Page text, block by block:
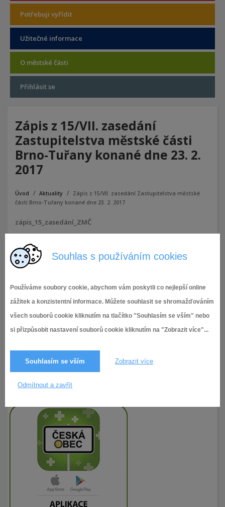
Souhlas s používáním cookies
Používáme soubory cookie, abychom vám poskytli co nejlepší online
zážitek a konzistentní informace. Můžete souhlasit se shromažďováním
všech souborů cookie kliknutím na tlačítko "Souhlasím se vším" nebo
si přizpůsobit nastavení souborů cookie kliknutím na "Zobrazit více"...
Souhlasím se vším Zobrazit více
Odmítnout a zavřít
Potřebuji vyřídit
Užitečné informace
O městské části
Přihlásit se
Zápis z 15/VII. zasedání
Zastupitelstva městské části
Brno-Tuřany konané dne 23. 2.
2017
Úvod Aktuality
Zápis z 15/VII. zasedání Zastupitelstva městské
části Brno-Tuřany konané dne 23. 2. 2017
zápis_15_zasedání_ZMČ
Přílohy:
zápis_15_zasedání_ZMČ
3 928× zobrazeno
VII. volební období (2014-2018)
Zápisy ze zasedání Zastupitelstva MČ Brno-Tuřany